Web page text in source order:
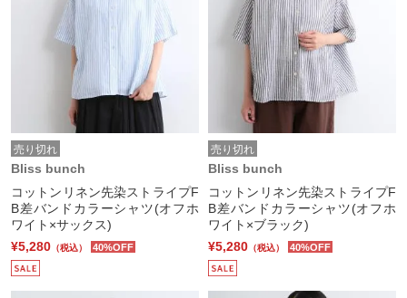
売り切れ
Bliss bunch
コットンリネン先染ストライプF
B差バンドカラーシャツ(オフホ
ワイト×サックス)
¥5,280 （税込） 40%OFF
売り切れ
Bliss bunch
コットンリネン先染ストライプF
B差バンドカラーシャツ(オフホ
ワイト×ブラック)
¥5,280 （税込） 40%OFF